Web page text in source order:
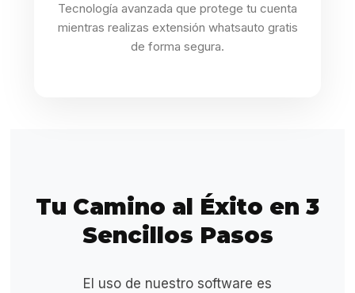
Tecnología avanzada que protege tu cuenta
mientras realizas extensión whatsauto gratis
de forma segura.
Tu Camino al Éxito en 3
Sencillos Pasos
El uso de nuestro software es